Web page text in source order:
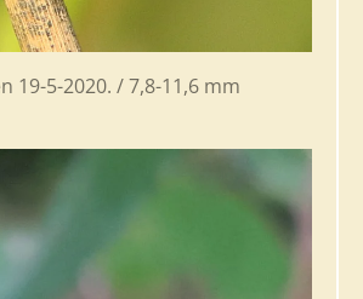
19-5-2020. / 7,8-11,6 mm